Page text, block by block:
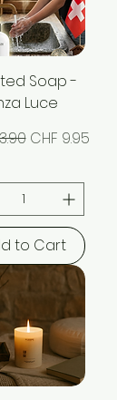
Soap -
Luce
Price
Sale Price
CHF 9.95
to Cart